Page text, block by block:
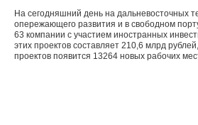
На сегодняшний день на дальневосточных
опережающего развития и в свободном
63 компании с участием иностранных
этих проектов составляет 210,6 млрд
проектов появится 13264 новых рабочих